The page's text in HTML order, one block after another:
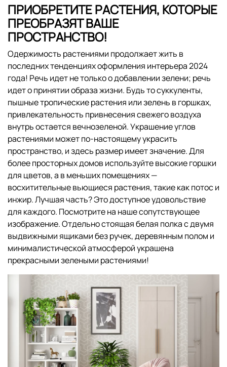
ПРИОБРЕТИТЕ РАСТЕНИЯ, КОТОРЫЕ
ПРЕОБРАЗЯТ ВАШЕ
ПРОСТРАНСТВО!
Одержимость растениями продолжает жить в
последних тенденциях оформления интерьера 2024
года! Речь идет не только о добавлении зелени; речь
идет о принятии образа жизни. Будь то суккуленты,
пышные тропические растения или зелень в горшках,
привлекательность привнесения свежего воздуха
внутрь остается вечнозеленой. Украшение углов
растениями может по-настоящему украсить
пространство, и здесь размер имеет значение. Для
более просторных домов используйте высокие горшки
для цветов, а в меньших помещениях —
восхитительные вьющиеся растения, такие как потос и
инжир. Лучшая часть? Это доступное удовольствие
для каждого. Посмотрите на наше сопутствующее
изображение. Отдельно стоящая белая полка с двумя
выдвижными ящиками без ручек, деревянным полом и
минималистической атмосферой украшена
прекрасными зелеными растениями!